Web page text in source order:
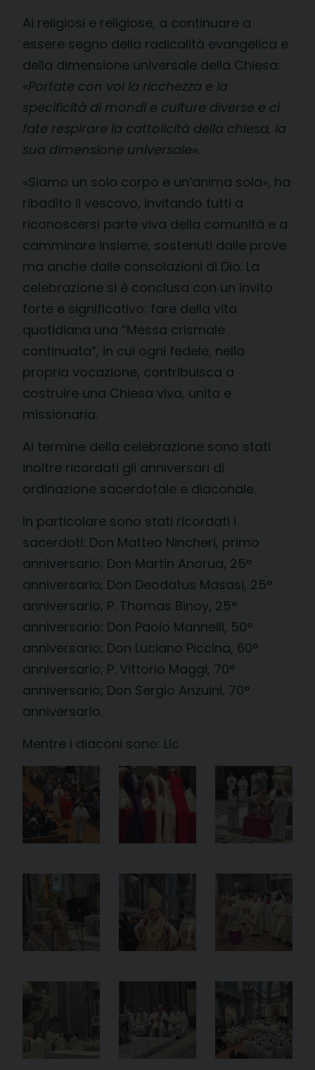
Ai religiosi e religiose, a continuare a
essere segno della radicalità evangelica e
della dimensione universale della Chiesa:
«Portate con voi la ricchezza e la
specificità di mondi e culture diverse e ci
fate respirare la cattolicità della chiesa, la
sua dimensione universale».
«Siamo un solo corpo e un’anima sola», ha
ribadito il vescovo, invitando tutti a
riconoscersi parte viva della comunità e a
camminare insieme, sostenuti dalle prove
ma anche dalle consolazioni di Dio. La
celebrazione si è conclusa con un invito
forte e significativo: fare della vita
quotidiana una “Messa crismale
continuata”, in cui ogni fedele, nella
propria vocazione, contribuisca a
costruire una Chiesa viva, unita e
missionaria.
Al termine della celebrazione sono stati
inoltre ricordati gli anniversari di
ordinazione sacerdotale e diaconale.
In particolare sono stati ricordati i
sacerdoti: Don Matteo Nincheri, primo
anniversario; Don Martin Anorua, 25°
anniversario; Don Deodatus Masasi, 25°
anniversario; P. Thomas Binoy, 25°
anniversario; Don Paolo Mannelli, 50°
anniversario; Don Luciano Piccina, 60°
anniversario; P. Vittorio Maggi, 70°
anniversario; Don Sergio Anzuini, 70°
anniversario.
Mentre i diaconi sono: Lic